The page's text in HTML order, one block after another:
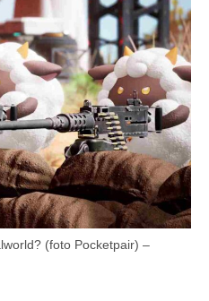
(foto Pocketpair) –